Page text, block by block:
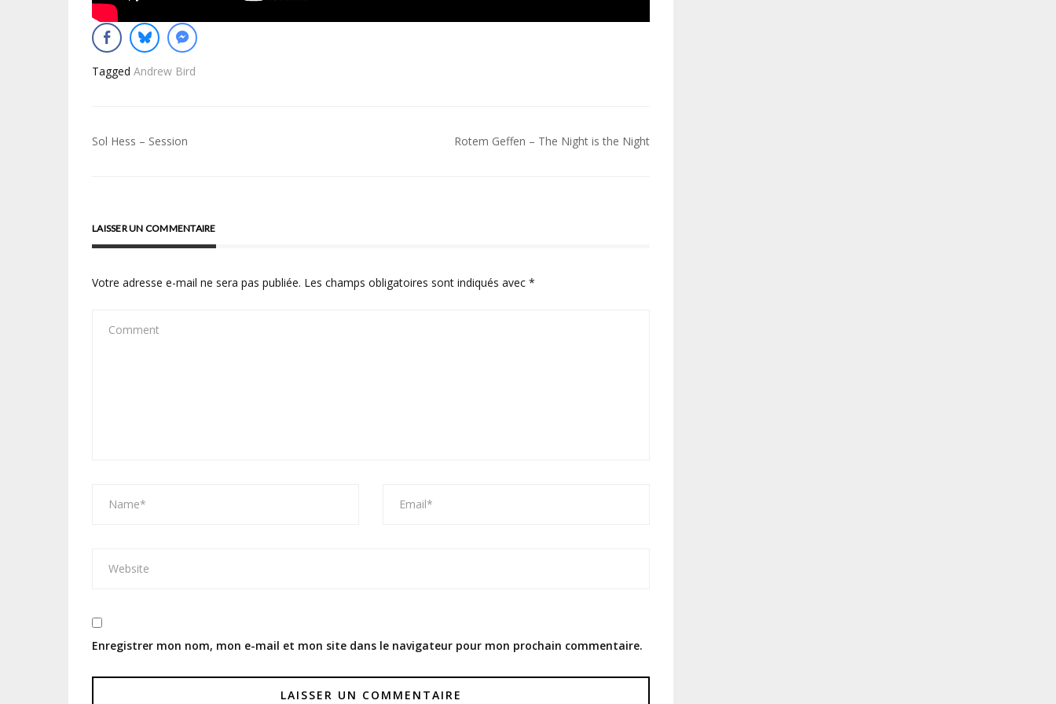
Tagged Andrew Bird
Navigation
Sol Hess – Session Rotem Geffen – The Night is the Night
LAISSER UN COMMENTAIRE
Votre adresse e-mail ne sera pas publiée. Les champs obligatoires sont indiqués avec *
Enregistrer mon nom, mon e-mail et mon site dans le navigateur pour mon prochain commentaire.